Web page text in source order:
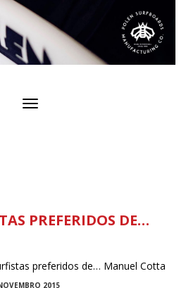
PREFERIDOS DE…
2015